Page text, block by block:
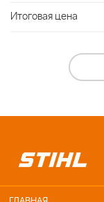
Итоговая цена